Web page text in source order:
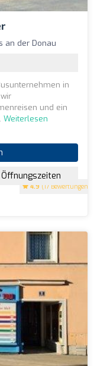
4.9 (17 Bewertungen)
an der Donau
in
und ein
Weiterlesen
Öffnungszeiten